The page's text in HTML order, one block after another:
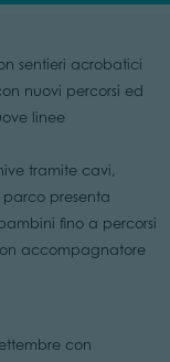
sentieri acrobatici
nuovi percorsi ed
linee
tramite cavi,
presenta
fino a percorsi
accompagnatore
con